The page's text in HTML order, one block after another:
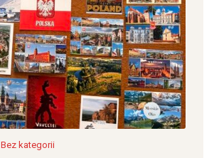
Bez kategorii